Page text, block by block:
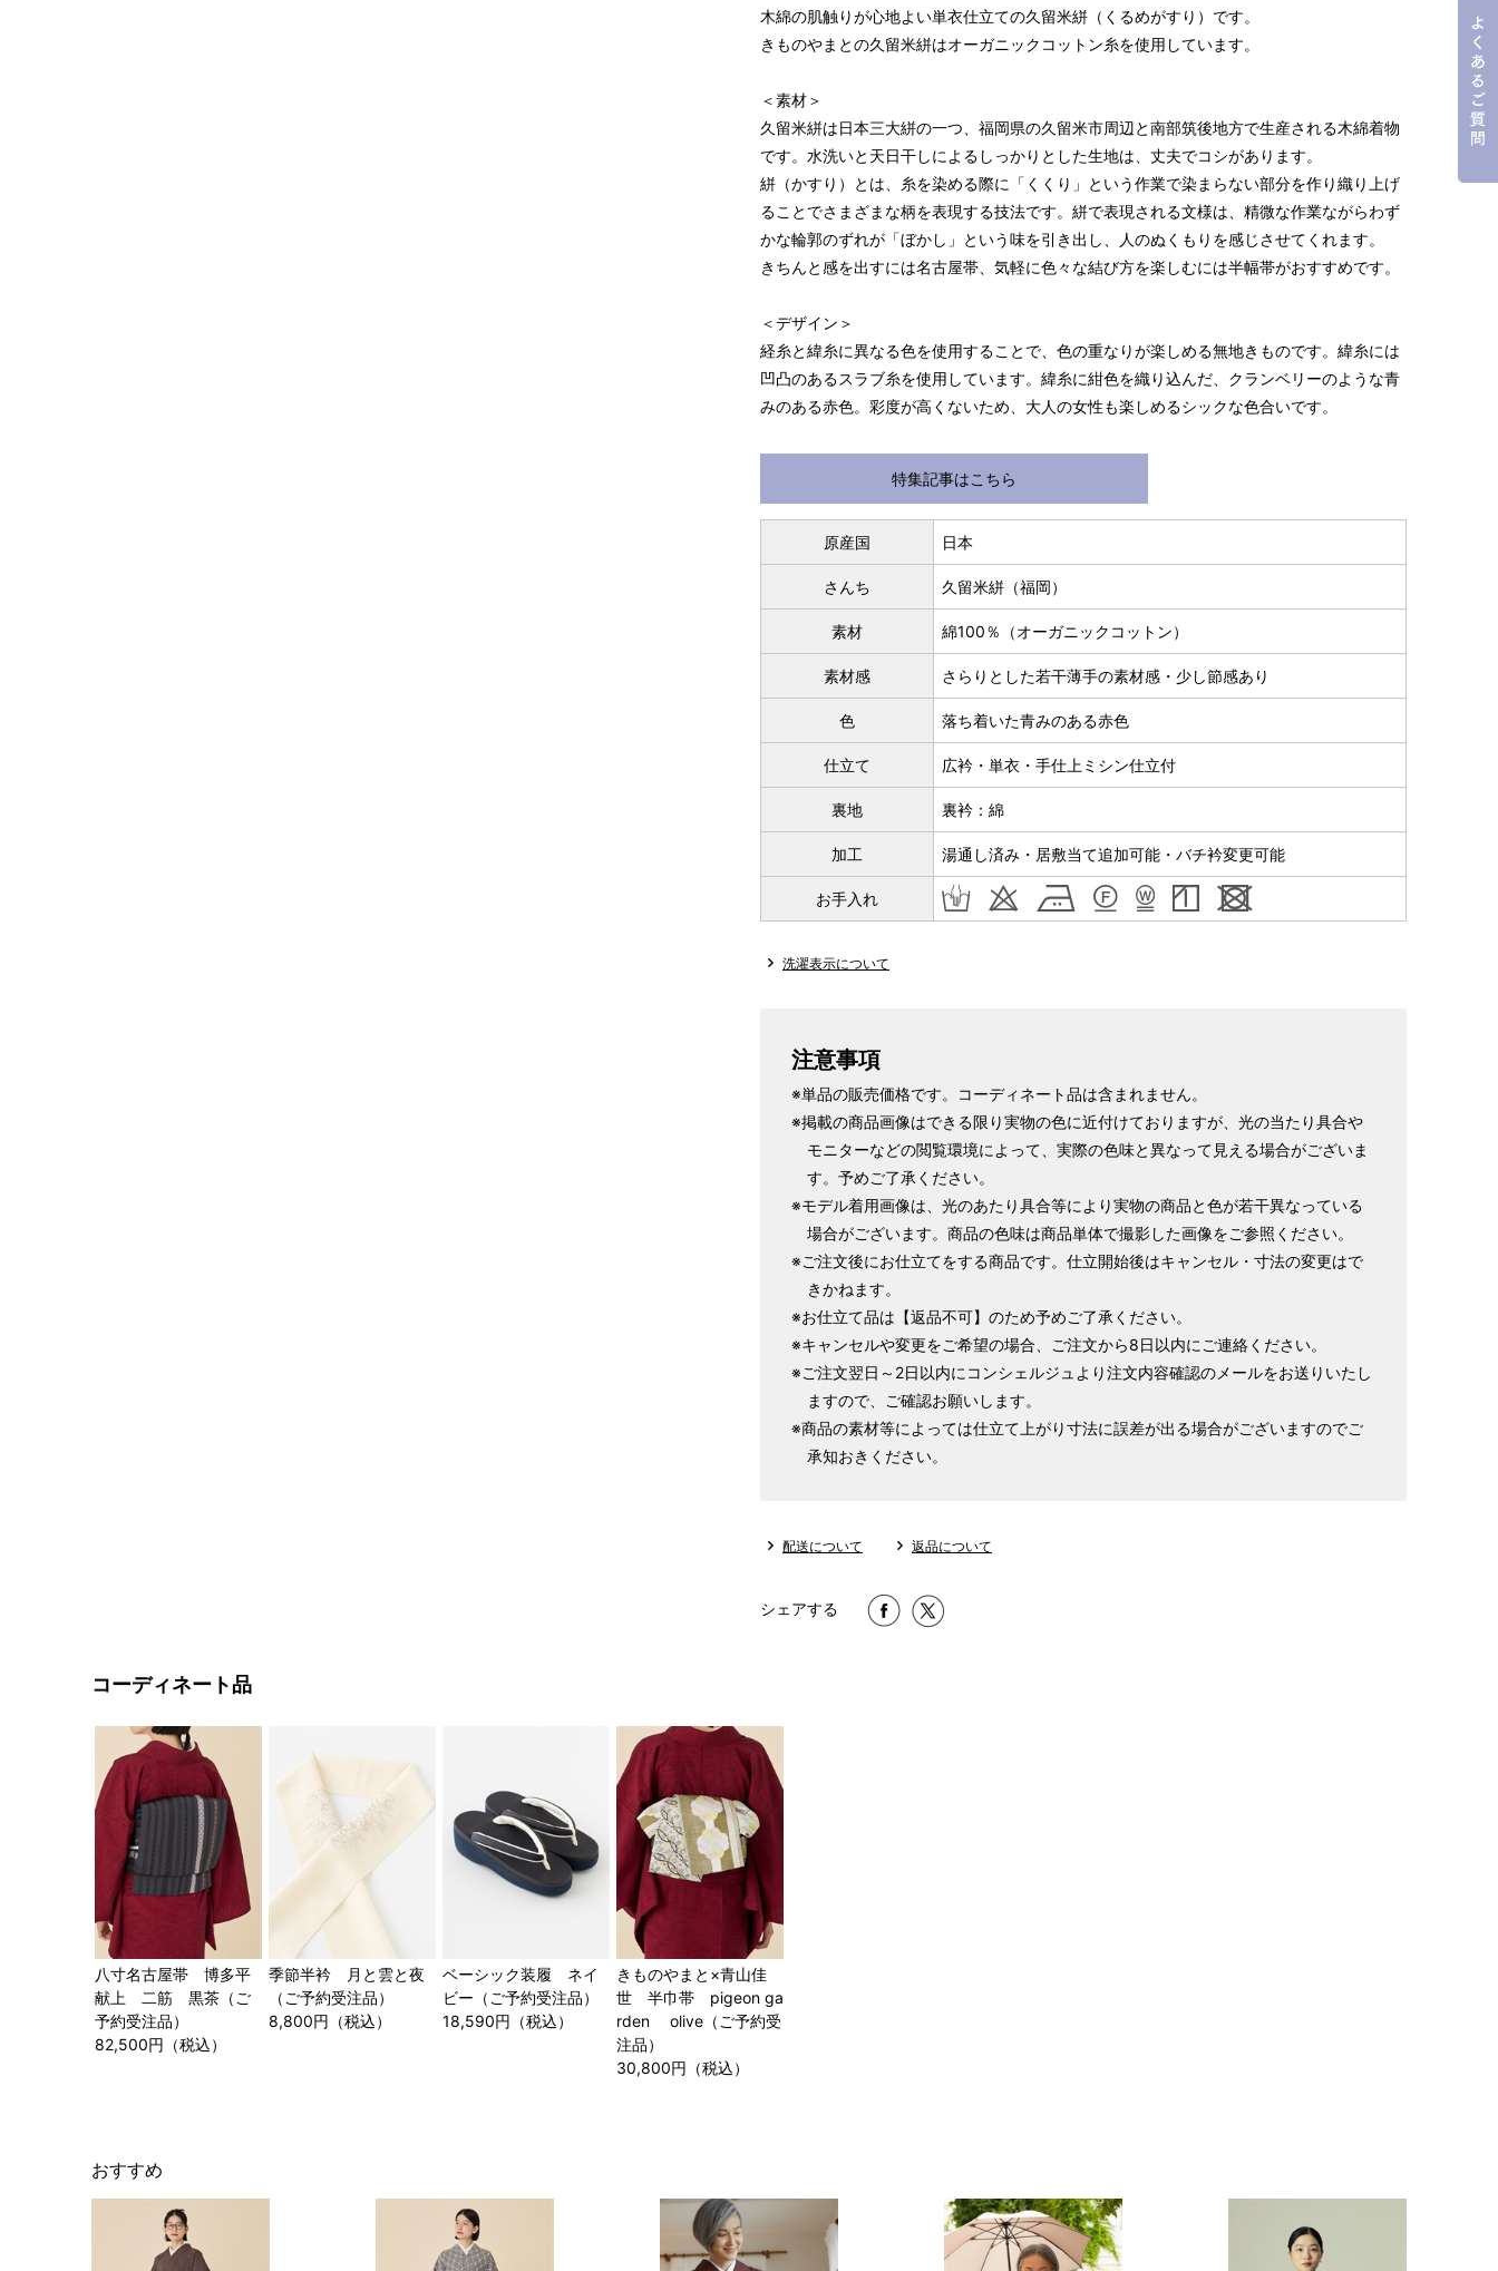
パターンオーダー（弊社規定のS～LLサイズより、身長・ヒップを目安にサイズをお選び
いただく）
マイサイズでお仕立て（お客様の希望サイズでお仕立て）
店舗で採寸（お近くの店舗でスタッフが採寸）
サイズ 身長目安 ヒップ目安 身丈 裄 袖丈
S
～155cm
～90cm
153cm 64cm
4尺5分
MW ～100cm
4尺3寸
L
～165cm
～98cm
165cm 70cm
LW ～105cm
167cm 72cm
4尺4寸 1尺9寸
LL
4尺4寸5分
1 寸法は鯨尺（くじらじゃく）寸法です。もともと鯨のひげで作られた道具で測っていたの
で鯨尺と言います。
単位：１尺＝約38cm １寸＝約3.8cm １分＝約0.38cm
店舗一覧はこちら
木綿の肌触りが心地よい単衣仕立ての久留米絣（くるめがすり）です。
きものやまとの久留米絣はオーガニックコットン糸を使用しています。
＜素材＞
久留米絣は日本三大絣の一つ、福岡県の久留米市周辺と南部筑後地方で生産される木綿着物
です。水洗いと天日干しによるしっかりとした生地は、丈夫でコシがあります。
絣（かすり）とは、糸を染める際に「くくり」という作業で染まらない部分を作り織り上げ
ることでさまざまな柄を表現する技法です。絣で表現される文様は、精微な作業ながらわず
かな輪郭のずれが「ぼかし」という味を引き出し、人のぬくもりを感じさせてくれます。
きちんと感を出すには名古屋帯、気軽に色々な結び方を楽しむには半幅帯がおすすめです。
＜デザイン＞
経糸と緯糸に異なる色を使用することで、色の重なりが楽しめる無地きものです。緯糸には
凹凸のあるスラブ糸を使用しています。緯糸に紺色を織り込んだ、クランベリーのような青
みのある赤色。彩度が高くないため、大人の女性も楽しめるシックな色合いです。
特集記事はこちら
原産国 日本
さんち 久留米絣（福岡）
素材 綿100％（オーガニックコットン）
素材感 さらりとした若干薄手の素材感・少し節感あり
色 落ち着いた青みのある赤色
仕立て 広衿・単衣・手仕上ミシン仕立付
裏地 裏衿：綿
加工 湯通し済み・居敷当て追加可能・バチ衿変更可能
お手入れ
洗濯表示について
注意事項
※単品の販売価格です。コーディネート品は含まれません。
※掲載の商品画像はできる限り実物の色に近付けておりますが、光の当たり具合や
モニターなどの閲覧環境によって、実際の色味と異なって見える場合がございま
す。予めご了承ください。
※モデル着用画像は、光のあたり具合等により実物の商品と色が若干異なっている
場合がございます。商品の色味は商品単体で撮影した画像をご参照ください。
※ご注文後にお仕立てをする商品です。仕立開始後はキャンセル・寸法の変更はで
きかねます。
※お仕立て品は【返品不可】のため予めご了承ください。
※キャンセルや変更をご希望の場合、ご注文から8日以内にご連絡ください。
※ご注文翌日～2日以内にコンシェルジュより注文内容確認のメールをお送りいたし
ますので、ご確認お願いします。
※商品の素材等によっては仕立て上がり寸法に誤差が出る場合がございますのでご
承知おきください。
配送について 返品について
シェアする
コーディネート品
八寸名古屋帯 博多平
献上 二筋 黒茶（ご
予約受注品）
82,500円（税込）
季節半衿 月と雲と夜
（ご予約受注品）
8,800円（税込）
ベーシック装履 ネイ
ビー（ご予約受注品）
18,590円（税込）
きものやまと×青山佳
世 半巾帯 pigeon ga
rden olive（ご予約受
注品）
30,800円（税込）
おすすめ